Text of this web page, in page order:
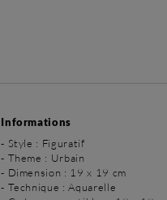
Informations
- Style : Figuratif
- Theme : Urbain
- Dimension : 19 x 19 cm
- Technique : Aquarelle